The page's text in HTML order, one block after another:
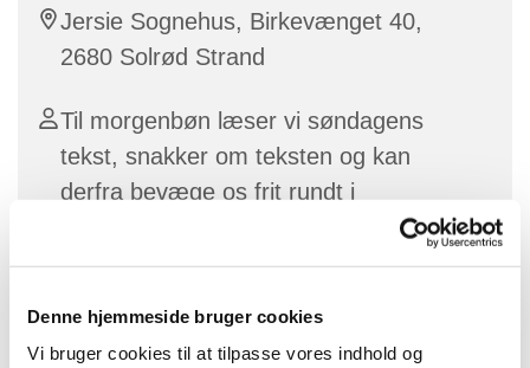
Denne hjemmeside bruger cookies
Vi bruger cookies til at tilpasse vores indhold og
Jersie Sognehus, Birkevænget 40,
2680 Solrød Strand
Til morgenbøn læser vi søndagens
tekst, snakker om teksten og kan
derfra bevæge os frit rundt i
hverdagens emner og tanker. Vi byder
på morgenkaffe